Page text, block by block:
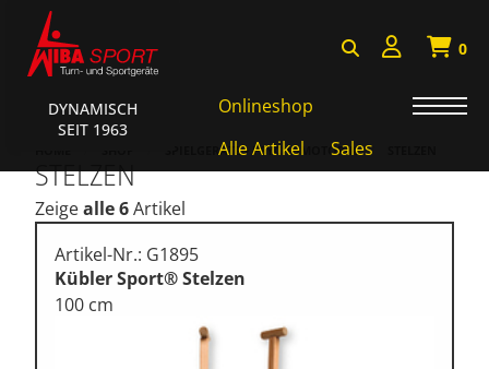
DYNAMISCH
SEIT 1963
0
Onlineshop
Alle Artikel
Sales
AKTIONEN • WIBA SPORT
Basketball Systeme
Bälle • Ballzubehör
Fitness • Funktional Training
SPIELGERÄTE • PSYCHOMOTORIK
STELZEN
Zeigealle 6Artikel
Artikel-Nr.: G1895
Kübler Sport® Stelzen
100 cm